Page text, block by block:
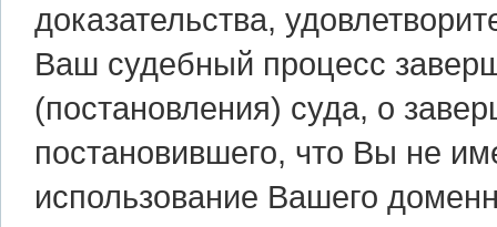
доказательства,
Ваш судебный процесс
(постановления) суда, о
постановившего, что Вы не
использование Вашего